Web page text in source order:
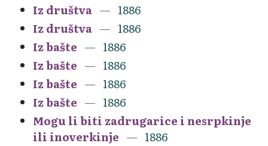
Iz društva
1886
Iz društva
1886
Iz bašte
1886
Iz bašte
1886
Iz bašte
1886
Iz bašte
1886
Mogu li biti zadrugarice i nesrpkinje
ili inoverkinje
1886